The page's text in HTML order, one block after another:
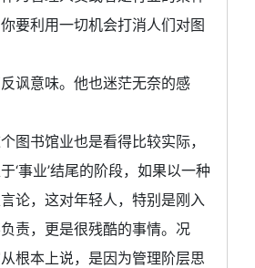
要利用一切机会打消人们对图
讽意味。他也迷茫无奈的感
图书馆业也是看得比较实际，
‘事业’结尾的阶段，如果以一种
论，这对年轻人，特别是刚入
责，更是很残酷的事情。况
根本上说，是因为管理阶层思